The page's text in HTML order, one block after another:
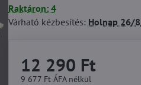
Raktáron: 4
Várható kézbesítés: Holnap 26/
12 290 Ft
9 677 Ft ÁFA nélkül